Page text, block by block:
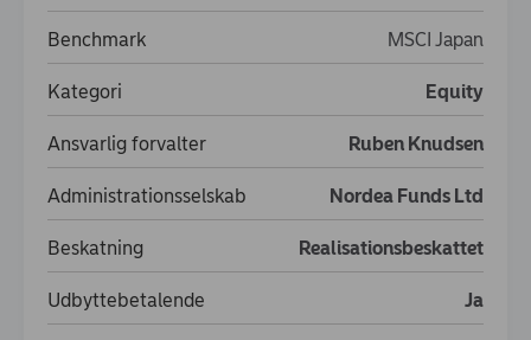
Benchmark MSCI Japan
Kategori Equity
Ansvarlig forvalter Ruben Knudsen
Administrationsselskab Nordea Funds Ltd
Beskatning Realisationsbeskattet
Udbyttebetalende Ja